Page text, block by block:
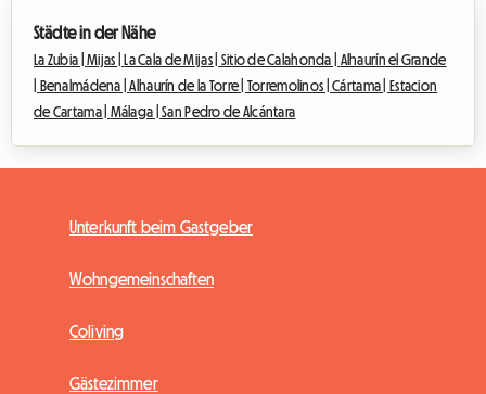
Städte in der Nähe
La Zubia |Mijas | La Cala de Mijas | Sitio de Calahonda | Alhaurín el Grande
Benalmádena |Alhaurín de la Torre | Torremolinos |Cártama |
Estacion
de Cartama | Málaga |San Pedro de Alcántara
Unterkunft beim Gastgeber
Wohngemeinschaften
Coliving
Gästezimmer